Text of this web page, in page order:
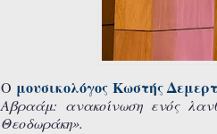
Ο μουσικολόγος Κωστής
Αβραάμ: ανακοίνωση ενός
Θεοδωράκη».